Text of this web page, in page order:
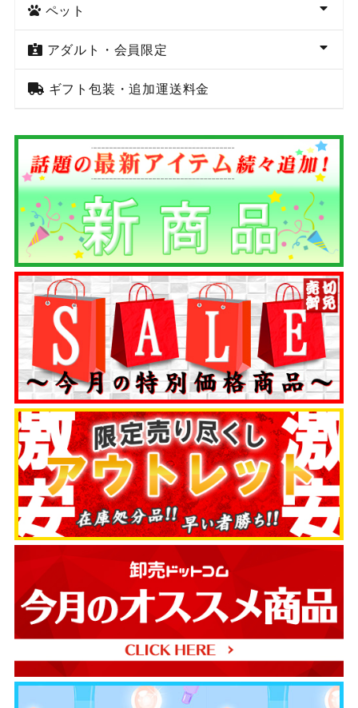
ペット
アダルト・会員限定
ギフト包装・追加運送料金